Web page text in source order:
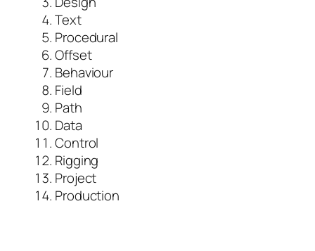
Text
Procedural
Offset
Behaviour
Field
Path
Data
Control
Rigging
Project
Production